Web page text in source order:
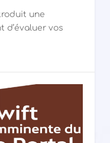
une
d’évaluer vos